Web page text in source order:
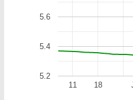
11 18
5.2
5.4
5.6